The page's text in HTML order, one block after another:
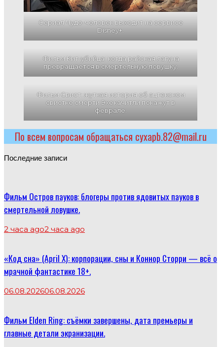
Сериал Чудо-человек выходит на сервисе
Disney+.
Фильм Кит-убийца: когда райская лагуна
превращается в смертельную ловушку.
Фильм Свист: жуткая история об ацтекском
свистке смерти Эхекачитли покажут в
феврале.
По всем вопросам обращаться cyxapb.82@mail.ru
Последние записи
Фильм Остров пауков: блогеры против ядовитых пауков в
смертельной ловушке.
2 часа ago2 часа ago
«Код сна» (April X): корпорации, сны и Коннор Сторри — всё о
мрачной фантастике 18+.
06.08.202606.08.2026
Фильм Elden Ring: съёмки завершены, дата премьеры и
главные детали экранизации.